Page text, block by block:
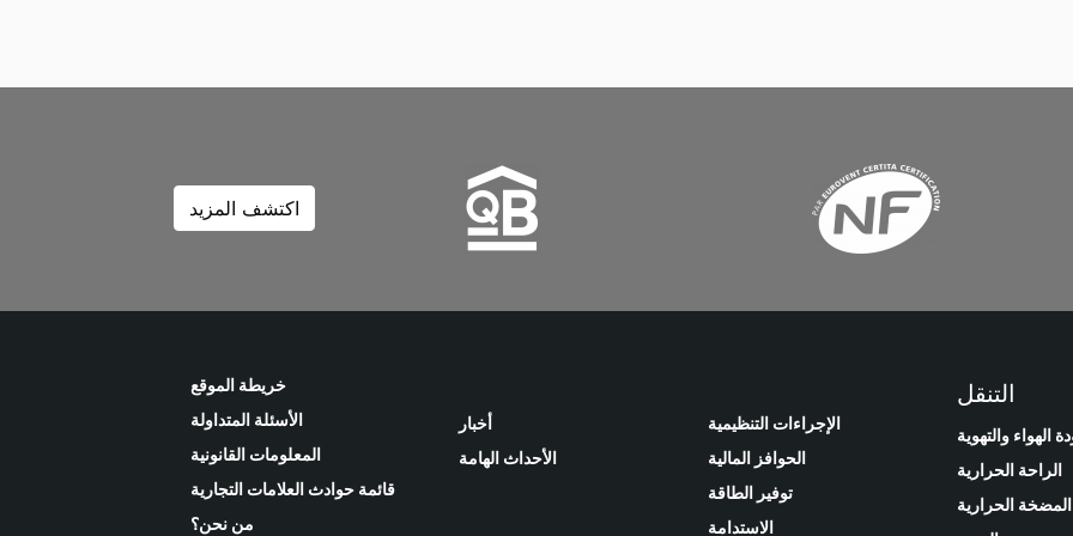
اكتشف المزيد
التنقل
الهواء والتهوية
الراحة الحرارية
المضخة الحرارية
الإجراءات التنظيمية
الحوافز المالية
توفير الطاقة
الاستدامة
أخبار
الأحداث الهامة
خريطة الموقع
الأسئلة المتداولة
المعلومات القانونية
قائمة حوادث العلامات التجارية
من نحن؟